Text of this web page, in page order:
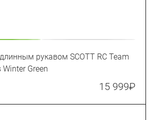
рукавом SCOTT RC Team
Green
15 999₽